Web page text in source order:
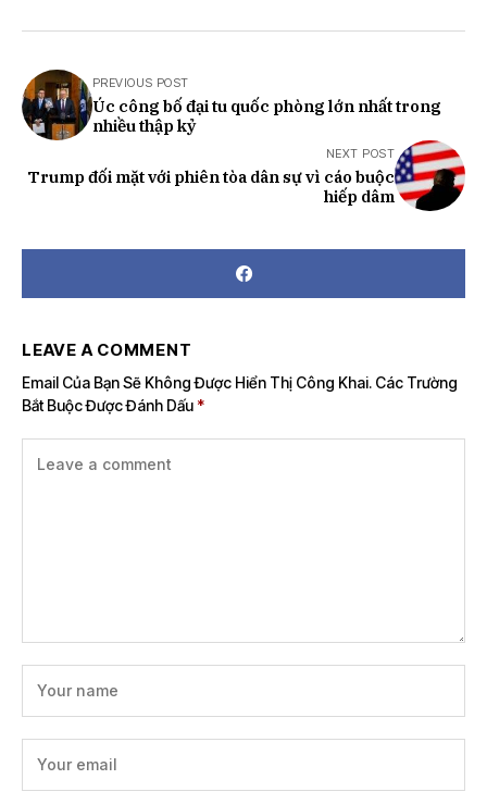
PREVIOUS POST
Úc công bố đại tu quốc phòng lớn nhất trong
nhiều thập kỷ
NEXT POST
Trump đối mặt với phiên tòa dân sự vì cáo buộc
hiếp dâm
LEAVE A COMMENT
Email Của Bạn Sẽ Không Được Hiển Thị Công Khai. Các Trường
Bắt Buộc Được Đánh Dấu *